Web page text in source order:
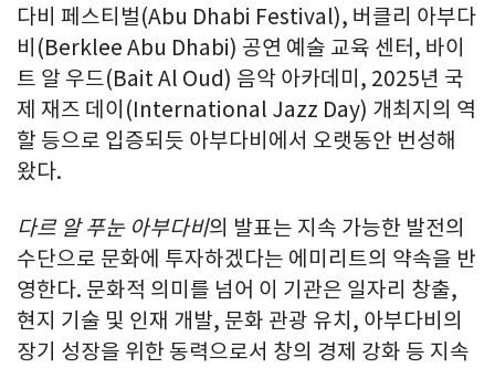
다비 페스티벌(Abu Dhabi Festival), 버클리 아부다
비(Berklee Abu Dhabi) 공연 예술 교육 센터, 바이
트 알 우드(Bait Al Oud) 음악 아카데미, 2025년 국
제 재즈 데이(International Jazz Day) 개최지의 역
할 등으로 입증되듯 아부다비에서 오랫동안 번성해
왔다.
다르 알 푸눈 아부다비의 발표는 지속 가능한 발전의
수단으로 문화에 투자하겠다는 에미리트의 약속을 반
영한다. 문화적 의미를 넘어 이 기관은 일자리 창출,
현지 기술 및 인재 개발, 문화 관광 유치, 아부다비의
장기 성장을 위한 동력으로서 창의 경제 강화 등 지속